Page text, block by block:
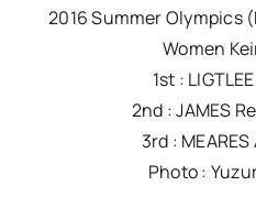
2016 Summer Olympics
Women
1st :
2nd : JAMES
3rd :
Photo :